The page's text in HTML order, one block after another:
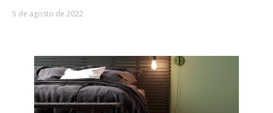
5 de agosto de 2022